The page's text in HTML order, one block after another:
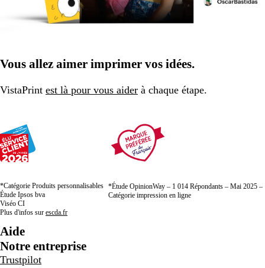
Vous allez aimer imprimer vos idées.
VistaPrint est là pour vous aider à chaque étape.
*Catégorie Produits personnalisables
Étude Ipsos bva
Viséo CI
Plus d'infos sur escda.fr
*Étude OpinionWay – 1 014 Répondants – Mai 2025 –
Catégorie impression en ligne
Aide
Notre entreprise
Trustpilot